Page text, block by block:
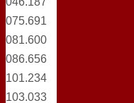
075.691
081.600
086.656
101.234
103.033